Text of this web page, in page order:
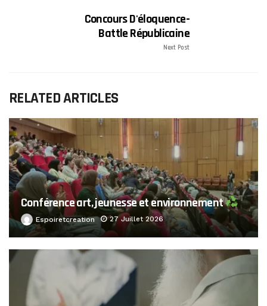
Concours D'éloquence-
Battle Républicaine
Next Post
RELATED ARTICLES
Conférence art, jeunesse et environnement
Espoiretcreation 27 Juillet 2026